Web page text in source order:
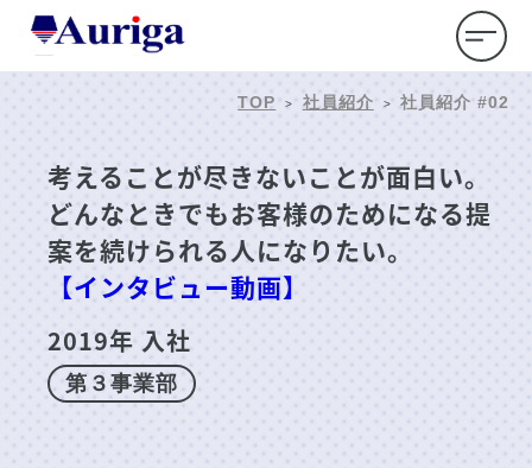
TOP > 社員紹介 > 社員紹介 #02
考えることが尽きないことが面白い。
どんなときでもお客様のためになる提
案を続けられる人になりたい。
【インタビュー動画】
2019年 入社
第３事業部